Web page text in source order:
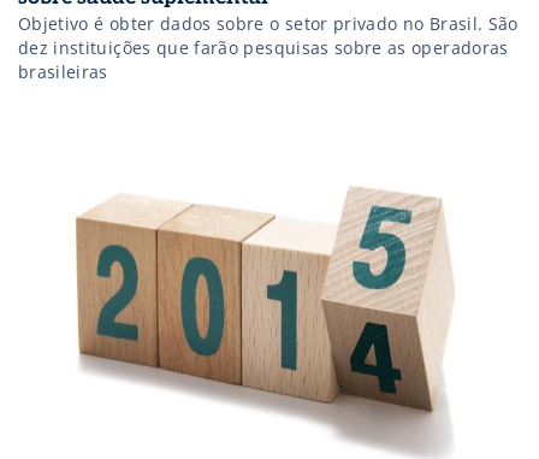
Objetivo é obter dados sobre o setor privado no Brasil. São
dez instituições que farão pesquisas sobre as operadoras
brasileiras